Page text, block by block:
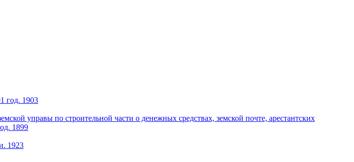
год. 1903
управы по строительной части о денежных средствах, земской почте, арестантских
1899
1923